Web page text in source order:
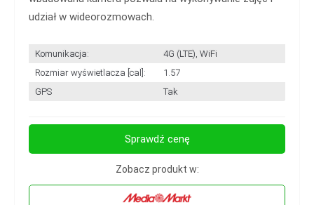
udział w wideorozmowach.
Komunikacja:
4G (LTE), WiFi
Rozmiar wyświetlacza [cal]:
1.57
GPS
Tak
Sprawdź cenę
Zobacz produkt w: